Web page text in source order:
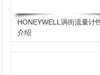
HONEYWELL涡街流量计
介绍